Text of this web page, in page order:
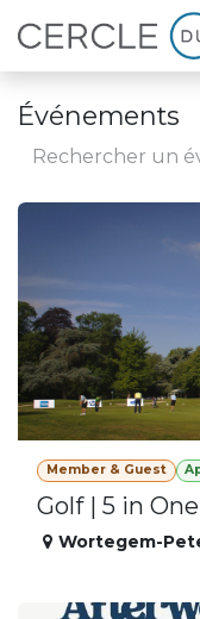
Se rendre au
Événements
Member & Guest
Golf | 5 in
Wortegem-